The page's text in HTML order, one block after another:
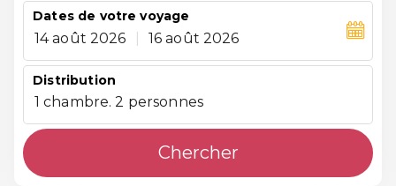
Dates de votre voyage
14 août 2026 16 août 2026
Distribution
1 chambre. 2 personnes
Chercher